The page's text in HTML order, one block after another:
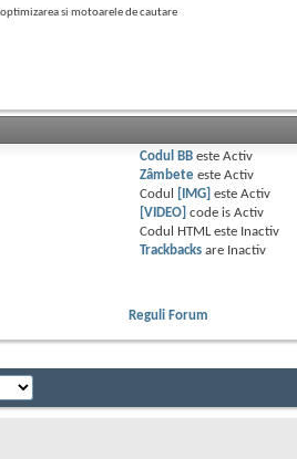
si motoarele de cautare
Codul BB esteActiv
Zâmbete esteActiv
Codul
[IMG] esteActiv
[VIDEO] code isActiv
Codul HTML este Inactiv
Trackbacks are Inactiv
Reguli Forum